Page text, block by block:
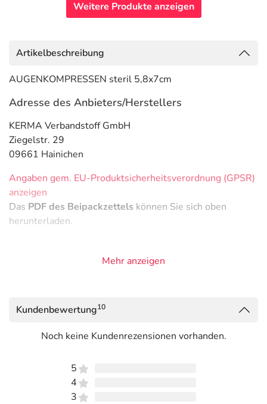
Weitere Produkte anzeigen
Artikelbeschreibung
AUGENKOMPRESSEN steril 5,8x7cm
Adresse des Anbieters/Herstellers
KERMA Verbandstoff GmbH
Ziegelstr. 29
09661 Hainichen
Angaben gem. EU-Produktsicherheitsverordnung (GPSR)
anzeigen
Das PDF des Beipackzettels können Sie sich oben
herunterladen.
Mehr anzeigen
Kundenbewertung10
Noch keine Kundenrezensionen vorhanden.
5
4
3